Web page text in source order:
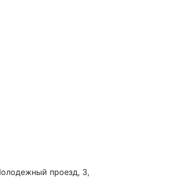
проезд, 3,